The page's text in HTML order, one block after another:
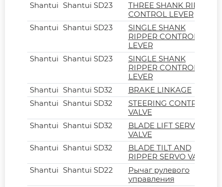
Shantui Shantui SD23
THREE SHANK RIPPER
CONTROL LEVER
Shantui Shantui SD23
SINGLE SHANK
RIPPER CONTROL
LEVER
Shantui Shantui SD23
SINGLE SHANK
RIPPER CONTROL
LEVER
Shantui Shantui SD32
BRAKE LINKAGE
Shantui Shantui SD32
STEERING CONTROL
VALVE
Shantui Shantui SD32
BLADE LIFT SERVO
VALVE
Shantui Shantui SD32
BLADE TILT AND
RIPPER SERVO VALVE
Shantui Shantui SD22
Рычаг рулевого
управления